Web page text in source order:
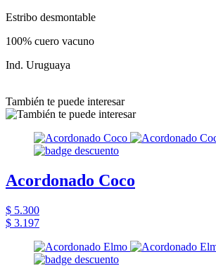
Estribo desmontable
100% cuero vacuno
Ind. Uruguaya
También te puede interesar
Acordonado Coco
$ 5.300
$ 3.197